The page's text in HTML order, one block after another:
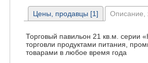
Цены, продавцы [1] Описание,
Торговый павильон 21 кв.м. серии
торговли продуктами питания,
товарами в любое время года